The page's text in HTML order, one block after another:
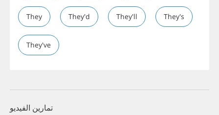
They They'd They'll They's
They've
تمارين الفيديو